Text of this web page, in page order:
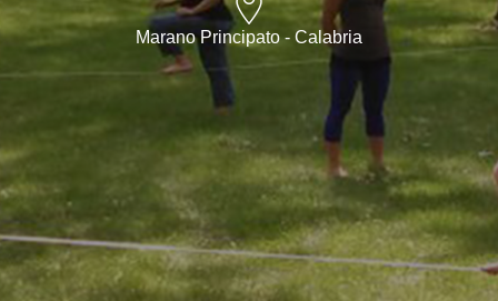
Marano Principato - Calabria